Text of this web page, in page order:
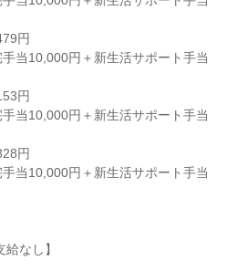
円
手当10,000円＋新生活サポート手当
円
手当10,000円＋新生活サポート手当
円
手当10,000円＋新生活サポート手当
なし】